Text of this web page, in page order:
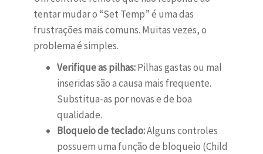
tentar mudar o “Set Temp” é uma das
frustrações mais comuns. Muitas vezes, o
problema é simples.
Verifique as pilhas:Pilhas gastas ou mal
inseridas são a causa mais frequente.
Substitua-as por novas e de boa
qualidade.
Bloqueio de teclado:Alguns controles
possuem uma função de bloqueio (Child